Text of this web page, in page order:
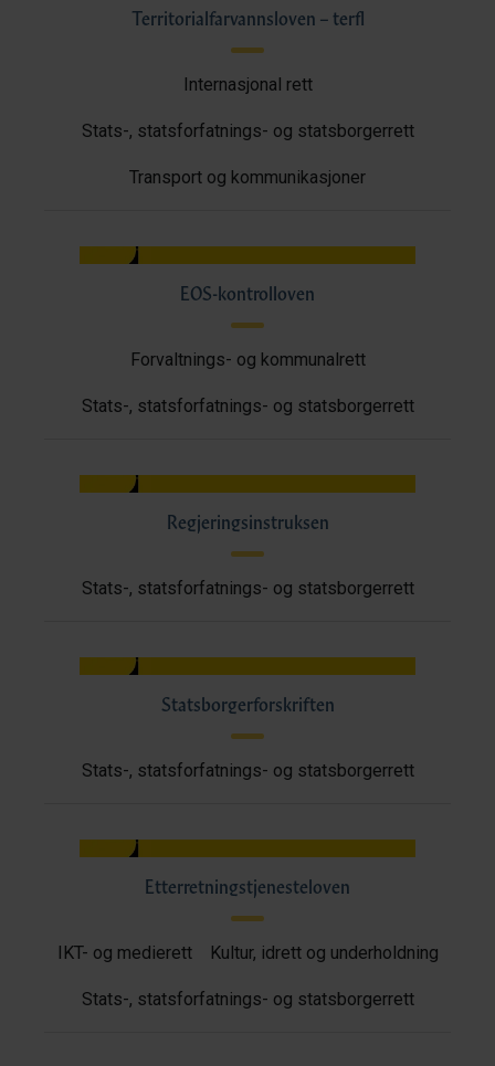
Territorialfarvannsloven – terfl
Internasjonal rett
Stats-, statsforfatnings- og statsborgerrett
Transport og kommunikasjoner
EOS-kontrolloven
Forvaltnings- og kommunalrett
Stats-, statsforfatnings- og statsborgerrett
Regjeringsinstruksen
Stats-, statsforfatnings- og statsborgerrett
Statsborgerforskriften
Stats-, statsforfatnings- og statsborgerrett
Etterretningstjenesteloven
IKT- og medierett Kultur, idrett og underholdning
Stats-, statsforfatnings- og statsborgerrett